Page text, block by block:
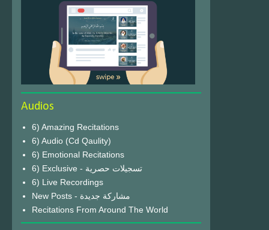
Audios
6) Amazing Recitations
6) Audio (Cd Qaulity)
6) Emotional Recitations
6) Exclusive - تسجيلات حصرية
6) Live Recordings
New Posts - مشاركة جديدة
Recitations From Around The World